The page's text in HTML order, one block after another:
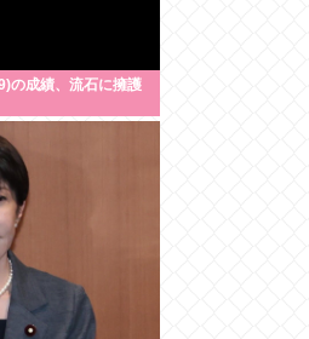
の成績、流石に擁護